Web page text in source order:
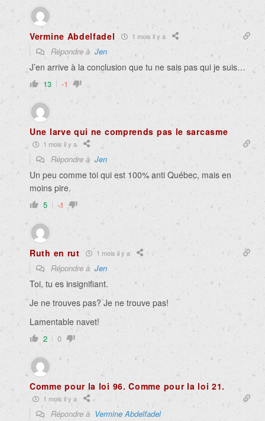
Vermine Abdelfadel 1 mois il y a
Répondre à Jen
J’en arrive à la conclusion que tu ne sais pas qui je suis…
13 -1
Une larve qui ne comprends pas le sarcasme
1 mois il y a
Répondre à Jen
Un peu comme toi qui est 100% anti Québec, mais en
moins pire.
5 -1
Ruth en rut 1 mois il y a
Répondre à Jen
Toi, tu es insignifiant.
Je ne trouves pas? Je ne trouve pas!
Lamentable navet!
2 0
Comme pour la loi 96. Comme pour la loi 21.
1 mois il y a
Répondre à Vermine Abdelfadel